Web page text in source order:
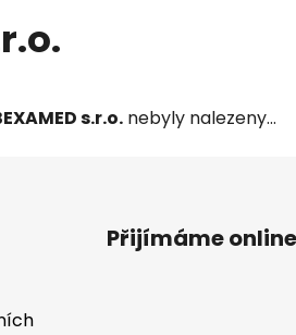
s.r.o. nebyly nalezeny...
Přijímáme